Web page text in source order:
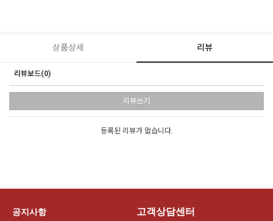
상품상세 리뷰
리뷰보드(0)
리뷰쓰기
등록된 리뷰가 없습니다.
공지사항
고객상담센터